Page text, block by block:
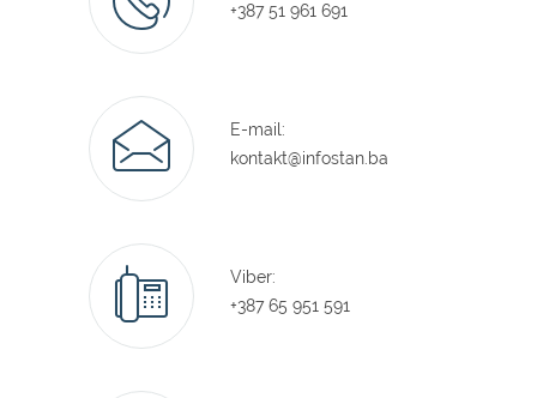
+387 51 961 691
E-mail:
kontakt@infostan.ba
Viber:
+387 65 951 591